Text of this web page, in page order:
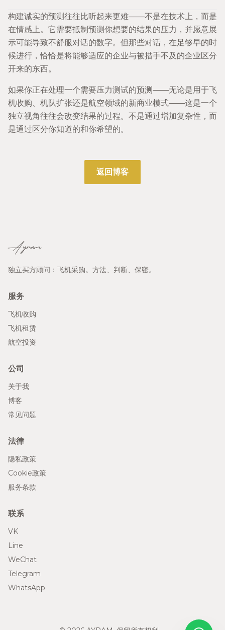
构建诚实的预测往往比听起来更难——不是在技术上，而是
在情感上。它需要抵制预测你想要的结果的压力，并愿意展
示可能导致不舒服对话的数字。但那些对话，在足够早的时
候进行，恰恰是将能够适应的企业与被措手不及的企业区分
开来的东西。
如果你正在处理一个需要压力测试的预测——无论是用于飞
机收购、机队扩张还是航空领域的新商业模式——这是一个
独立视角往往会改变结果的过程。不是通过增加复杂性，而
是通过区分你知道的和你希望的。
返回博客
Ayram
独立买方顾问：飞机采购。方法、判断、保密。
服务
飞机收购
飞机租赁
航空投资
公司
关于我
博客
常见问题
法律
隐私政策
Cookie政策
服务条款
联系
VK
Line
WeChat
Telegram
WhatsApp